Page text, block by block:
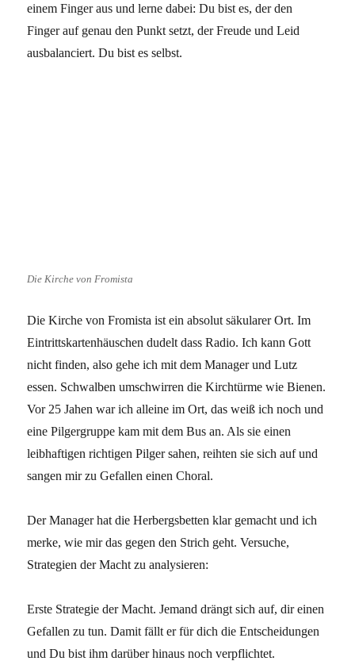
einem Finger aus und lerne dabei: Du bist es, der den
Finger auf genau den Punkt setzt, der Freude und Leid
ausbalanciert. Du bist es selbst.
Die Kirche von Fromista
Die Kirche von Fromista ist ein absolut säkularer Ort. Im
Eintrittskartenhäuschen dudelt dass Radio. Ich kann Gott
nicht finden, also gehe ich mit dem Manager und Lutz
essen. Schwalben umschwirren die Kirchtürme wie Bienen.
Vor 25 Jahen war ich alleine im Ort, das weiß ich noch und
eine Pilgergruppe kam mit dem Bus an. Als sie einen
leibhaftigen richtigen Pilger sahen, reihten sie sich auf und
sangen mir zu Gefallen einen Choral.
Der Manager hat die Herbergsbetten klar gemacht und ich
merke, wie mir das gegen den Strich geht. Versuche,
Strategien der Macht zu analysieren:
Erste Strategie der Macht. Jemand drängt sich auf, dir einen
Gefallen zu tun. Damit fällt er für dich die Entscheidungen
und Du bist ihm darüber hinaus noch verpflichtet.